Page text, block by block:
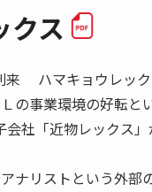
ス
ハマキョウレック
の事業環境の好転と
社「近物レックス
ナリストという外部